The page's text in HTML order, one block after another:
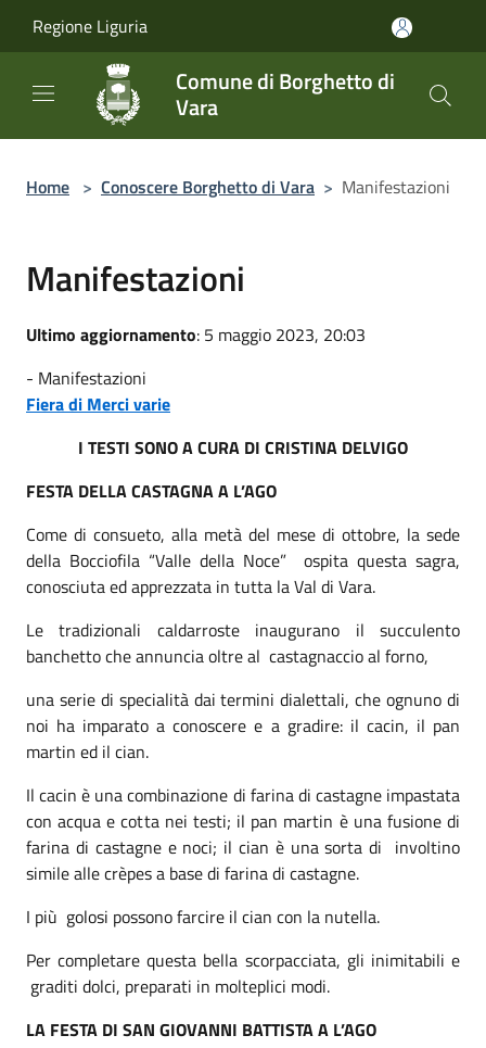
Regione Liguria
Comune di Borghetto di
Vara
Home > Conoscere Borghetto di Vara > Manifestazioni
Manifestazioni
Ultimo aggiornamento: 5 maggio 2023, 20:03
- Manifestazioni
Fiera di Merci varie
I TESTI SONO A CURA DI CRISTINA DELVIGO
FESTA DELLA CASTAGNA A L’AGO
Come di consueto, alla metà del mese di ottobre, la sede
della Bocciofila “Valle della Noce” ospita questa sagra,
conosciuta ed apprezzata in tutta la Val di Vara.
Le tradizionali caldarroste inaugurano il succulento
banchetto che annuncia oltre al castagnaccio al forno,
una serie di specialità dai termini dialettali, che ognuno di
noi ha imparato a conoscere e a gradire: il cacin, il pan
martin ed il cian.
Il cacin è una combinazione di farina di castagne impastata
con acqua e cotta nei testi; il pan martin è una fusione di
farina di castagne e noci; il cian è una sorta di involtino
simile alle crèpes a base di farina di castagne.
I più golosi possono farcire il cian con la nutella.
Per completare questa bella scorpacciata, gli inimitabili e
graditi dolci, preparati in molteplici modi.
LA FESTA DI SAN GIOVANNI BATTISTA A L’AGO